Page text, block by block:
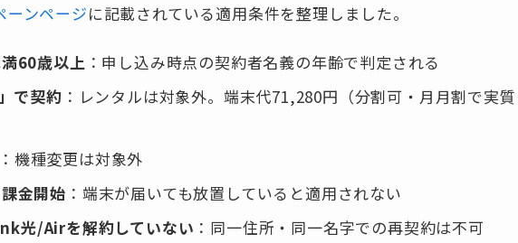
ーンページに記載されている適用条件を整理しました。
60歳以上 ：申し込み時点の契約者名義の年齢で判定される
で契約 ：レンタルは対象外。端末代71,280円（分割可・月月割で実質
：機種変更は対象外
金開始 ：端末が届いても放置していると適用されない
光/Airを解約していない ：同一住所・同一名字での再契約は不可